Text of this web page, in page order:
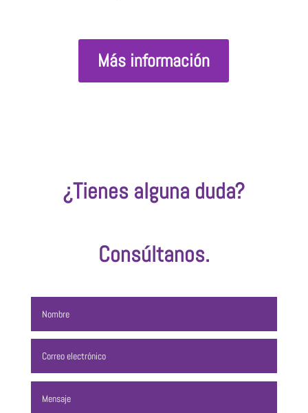
Más información
¿Tienes alguna duda?
Consúltanos.